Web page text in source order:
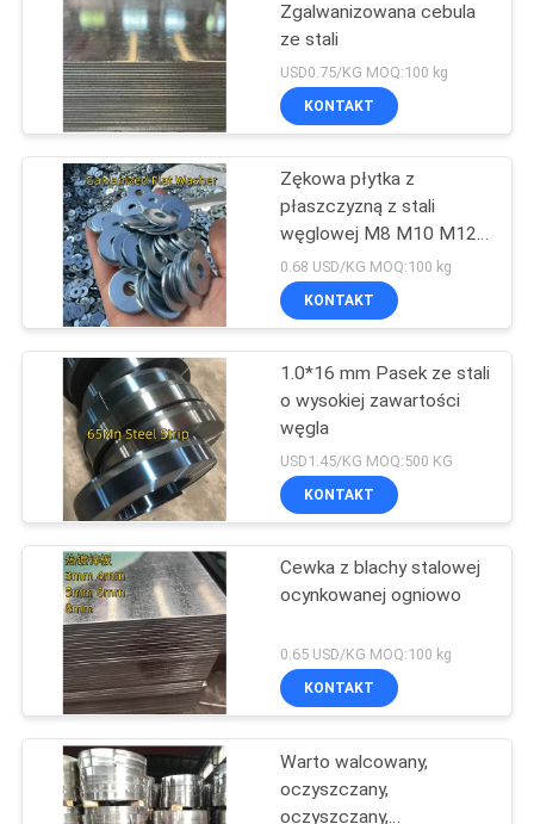
Zgalwanizowana cebula
ze stali
USD0.75/KG MOQ:100 kg
KONTAKT
Zękowa płytka z
płaszczyzną z stali
węglowej M8 M10 M12
M16 M20 M25
0.68 USD/KG MOQ:100 kg
KONTAKT
1.0*16 mm Pasek ze stali
o wysokiej zawartości
węgla
USD1.45/KG MOQ:500 KG
KONTAKT
Cewka z blachy stalowej
ocynkowanej ogniowo
0.65 USD/KG MOQ:100 kg
KONTAKT
Warto walcowany,
oczyszczany,
oczyszczany,